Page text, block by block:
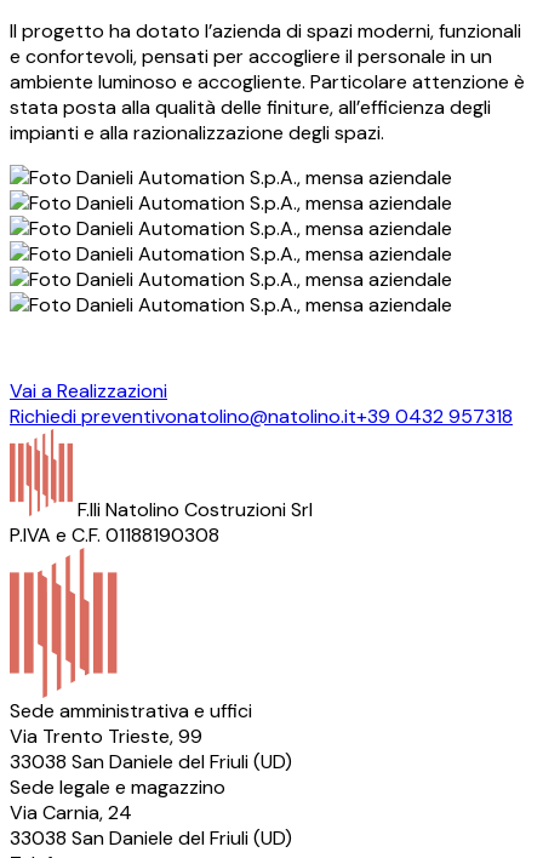
Il progetto ha dotato l’azienda di spazi moderni, funzionali
e confortevoli, pensati per accogliere il personale in un
ambiente luminoso e accogliente. Particolare attenzione è
stata posta alla qualità delle finiture, all’efficienza degli
impianti e alla razionalizzazione degli spazi.
Vai a Realizzazioni
Richiedi preventivonatolino@natolino.it+39 0432 957318
F.lli Natolino Costruzioni Srl
P.IVA e C.F. 01188190308
Sede amministrativa e uffici
Via Trento Trieste, 99
33038 San Daniele del Friuli (UD)
Sede legale e magazzino
Via Carnia, 24
33038 San Daniele del Friuli (UD)